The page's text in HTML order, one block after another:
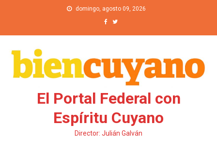
domingo, agosto 09, 2026
El Portal Federal con
Espíritu Cuyano
Director: Julián Galván